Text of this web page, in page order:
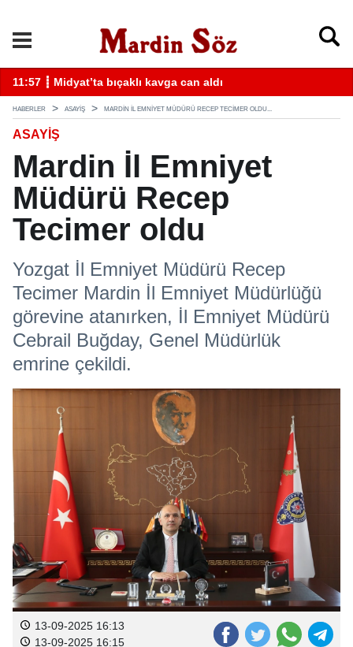
11:57 ┋ Midyat’ta bıçaklı kavga can aldı
HABERLER ASAYİŞ MARDIN İL EMNIYET MÜDÜRÜ RECEP TECIMER OLDU...
ASAYİŞ
Mardin İl Emniyet
Müdürü Recep
Tecimer oldu
Yozgat İl Emniyet Müdürü Recep
Tecimer Mardin İl Emniyet Müdürlüğü
görevine atanırken, İl Emniyet Müdürü
Cebrail Buğday, Genel Müdürlük
emrine çekildi.
13-09-2025 16:13
13-09-2025 16:15